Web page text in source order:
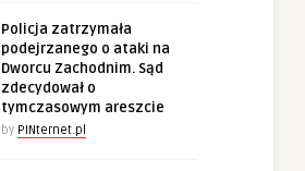
Policja zatrzymała
podejrzanego o ataki na
Dworcu Zachodnim. Sąd
zdecydował o
tymczasowym areszcie
by PINternet.pl